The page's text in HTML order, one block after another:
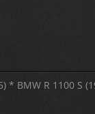
BMW R 1100 S